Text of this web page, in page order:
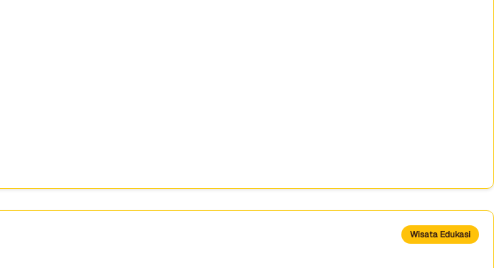
Wisata Edukasi